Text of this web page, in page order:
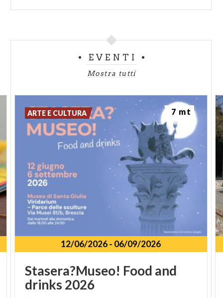
EVENTI
Mostra tutti
12/06/2026- 06/09/2026
Stasera?Museo! Food and
drinks 2026
ARTE E CULTURA 7 mt